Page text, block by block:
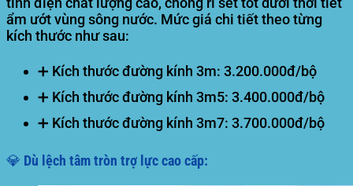
ẩm ướt vùng sông nước. Mức giá chi tiết theo từng
kích thước như sau:
➕ Kích thước đường kính 3m: 3.200.000đ/bộ
➕ Kích thước đường kính 3m5: 3.400.000đ/bộ
➕ Kích thước đường kính 3m7: 3.700.000đ/bộ
💎 Dù lệch tâm tròn trợ lực cao cấp: